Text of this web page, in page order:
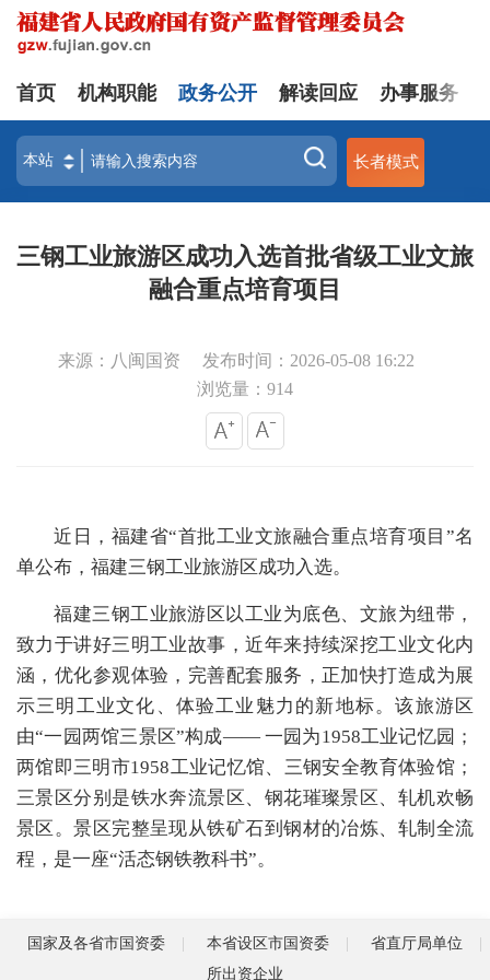
首页 机构职能 政务公开 解读回应 办事服务
长者模式
三钢工业旅游区成功入选首批省级工业文旅
融合重点培育项目
来源：八闽国资
发布时间：2026-05-08 16:22
浏览量： 914
近日，福建省“首批工业文旅融合重点培育项目”名
单公布，福建三钢工业旅游区成功入选。
福建三钢工业旅游区以工业为底色、文旅为纽带，
致力于讲好三明工业故事，近年来持续深挖工业文化内
涵，优化参观体验，完善配套服务，正加快打造成为展
示三明工业文化、体验工业魅力的新地标。该旅游区
由“一园两馆三景区”构成—— 一园为1958工业记忆园；
两馆即三明市1958工业记忆馆、三钢安全教育体验馆；
三景区分别是铁水奔流景区、钢花璀璨景区、轧机欢畅
景区。景区完整呈现从铁矿石到钢材的冶炼、轧制全流
程，是一座“活态钢铁教科书”。
国家及各省市国资委 本省设区市国资委
省直厅局单位
所出资企业